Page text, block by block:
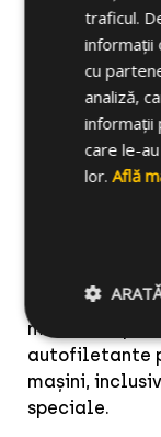
CELO
precizie
materialelor
Gama
materiale
autofiletante
mașini,
speciale.
traficul.
informații
cu
analiză,
informații
care le-
lor.Află